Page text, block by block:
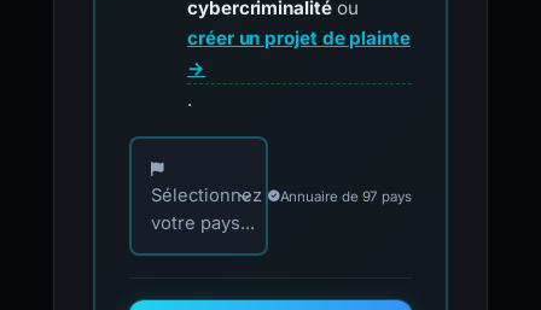
cybercriminalitéou
créer un projet de plainte
→
.
Choisissez votre pays pour les contacts
Sélectionnez
votre pays...
Annuaire de 97 pays